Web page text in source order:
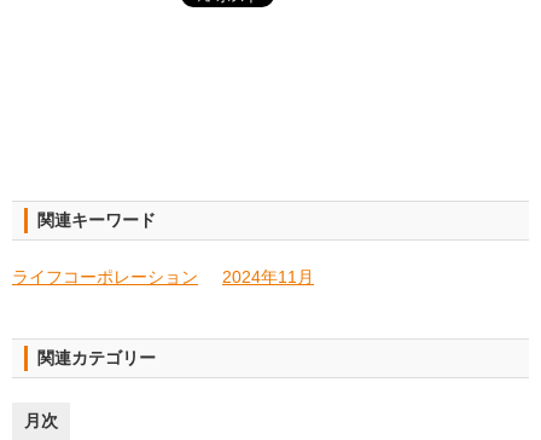
関連キーワード
ライフコーポレーション 2024年11月
関連カテゴリー
月次